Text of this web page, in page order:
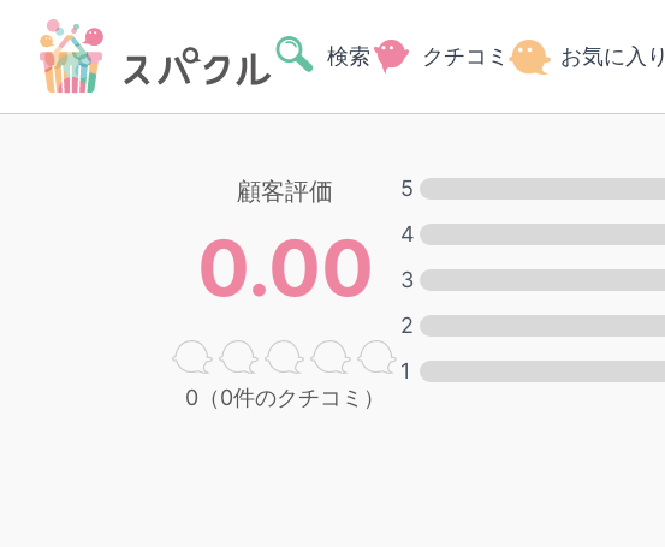
検索 クチコミ お気に入り
顧客評価
0.00
0（0件のクチコミ）
5
4
3
2
1